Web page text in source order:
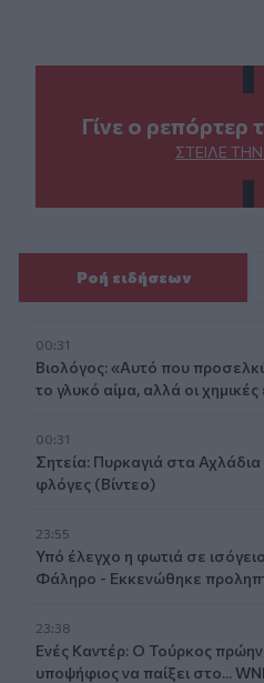
Γίνε ο ρεπόρτερ
ΣΤΕΊΛΕ
Ροή ειδήσεων
00:31
Βιολόγος: «Αυτό που
το γλυκό αίμα, αλλά οι
00:31
Σητεία: Πυρκαγιά στα
φλόγες (Βίντεο)
23:55
Υπό έλεγχο η φωτιά σε
Φάληρο - Εκκενώθηκε
23:38
Ενές Καντέρ: Ο Τούρκος
υποψήφιος να παίξει στο...